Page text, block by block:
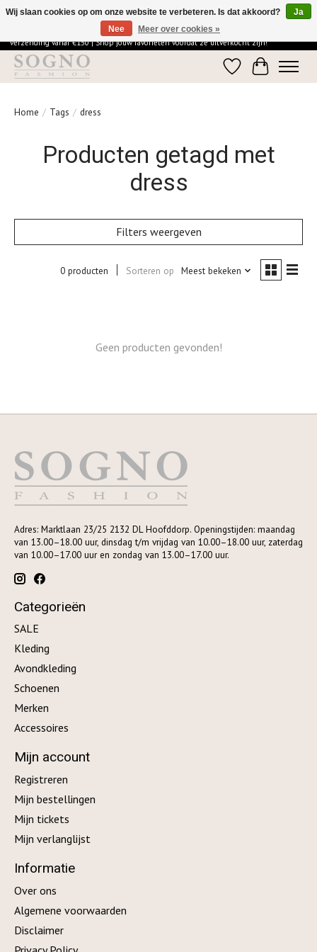
Ontdek de elegantie van SOGNO Fashion | Vandaag besteld = morgen in huis | Gratis
verzending vanaf €150 | Shop jouw favorieten voordat ze uitverkocht zijn!
Verlanglijst
Home / Tags / dress
Producten getagd met
dress
Filters weergeven
0 producten Sorteren op Meest bekeken
Geen producten gevonden!
Adres: Marktlaan 23/25 2132 DL Hoofddorp. Openingstijden: maandag
van 13.00–18.00 uur, dinsdag t/m vrijdag van 10.00–18.00 uur, zaterdag
van 10.00–17.00 uur en zondag van 13.00–17.00 uur.
Categorieën
SALE
Kleding
Avondkleding
Schoenen
Merken
Accessoires
Mijn account
Registreren
Mijn bestellingen
Mijn tickets
Mijn verlanglijst
Informatie
Over ons
Algemene voorwaarden
Disclaimer
Wij slaan cookies op om onze website te verbeteren. Is dat akkoord?
Ja
Nee
Meer over cookies »